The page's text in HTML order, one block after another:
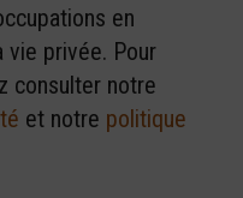
en
privée. Pour
consulter notre
et notre politique